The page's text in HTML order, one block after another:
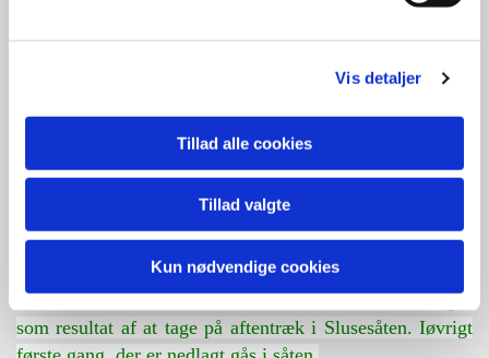
Vis detaljer
Tillad alle cookies
Tillad valgte
Kun nødvendige cookies
Første gås nedlagt under individuel trækjagt i
Det var Peter Løkke Jensen, der fik denne canadagås
som resultat af at tage på aftentræk i Slusesåten. Iøvrigt